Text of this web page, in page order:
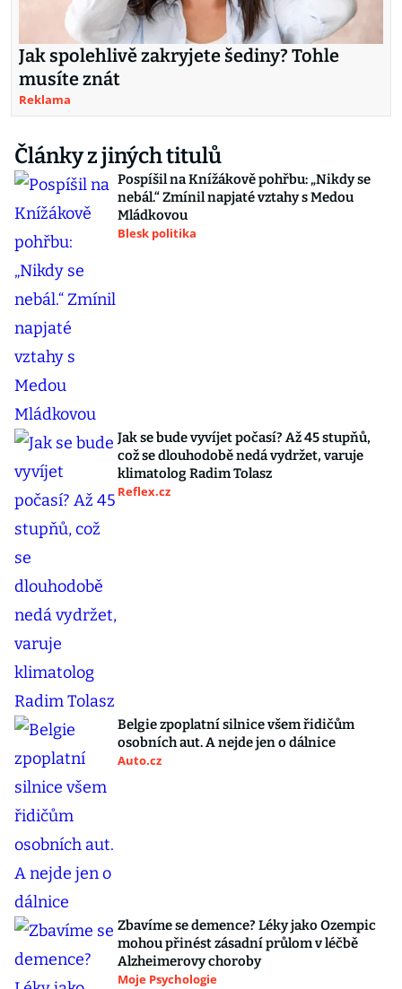
Jak spolehlivě zakryjete šediny? Tohle
musíte znát
Reklama
Články z jiných titulů
Pospíšil na Knížákově pohřbu: „Nikdy se
nebál.“ Zmínil napjaté vztahy s Medou
Mládkovou
Blesk politika
Jak se bude vyvíjet počasí? Až 45 stupňů,
což se dlouhodobě nedá vydržet, varuje
klimatolog Radim Tolasz
Reflex.cz
Belgie zpoplatní silnice všem řidičům
osobních aut. A nejde jen o dálnice
Auto.cz
Zbavíme se demence? Léky jako Ozempic
mohou přinést zásadní průlom v léčbě
Alzheimerovy choroby
Moje Psychologie